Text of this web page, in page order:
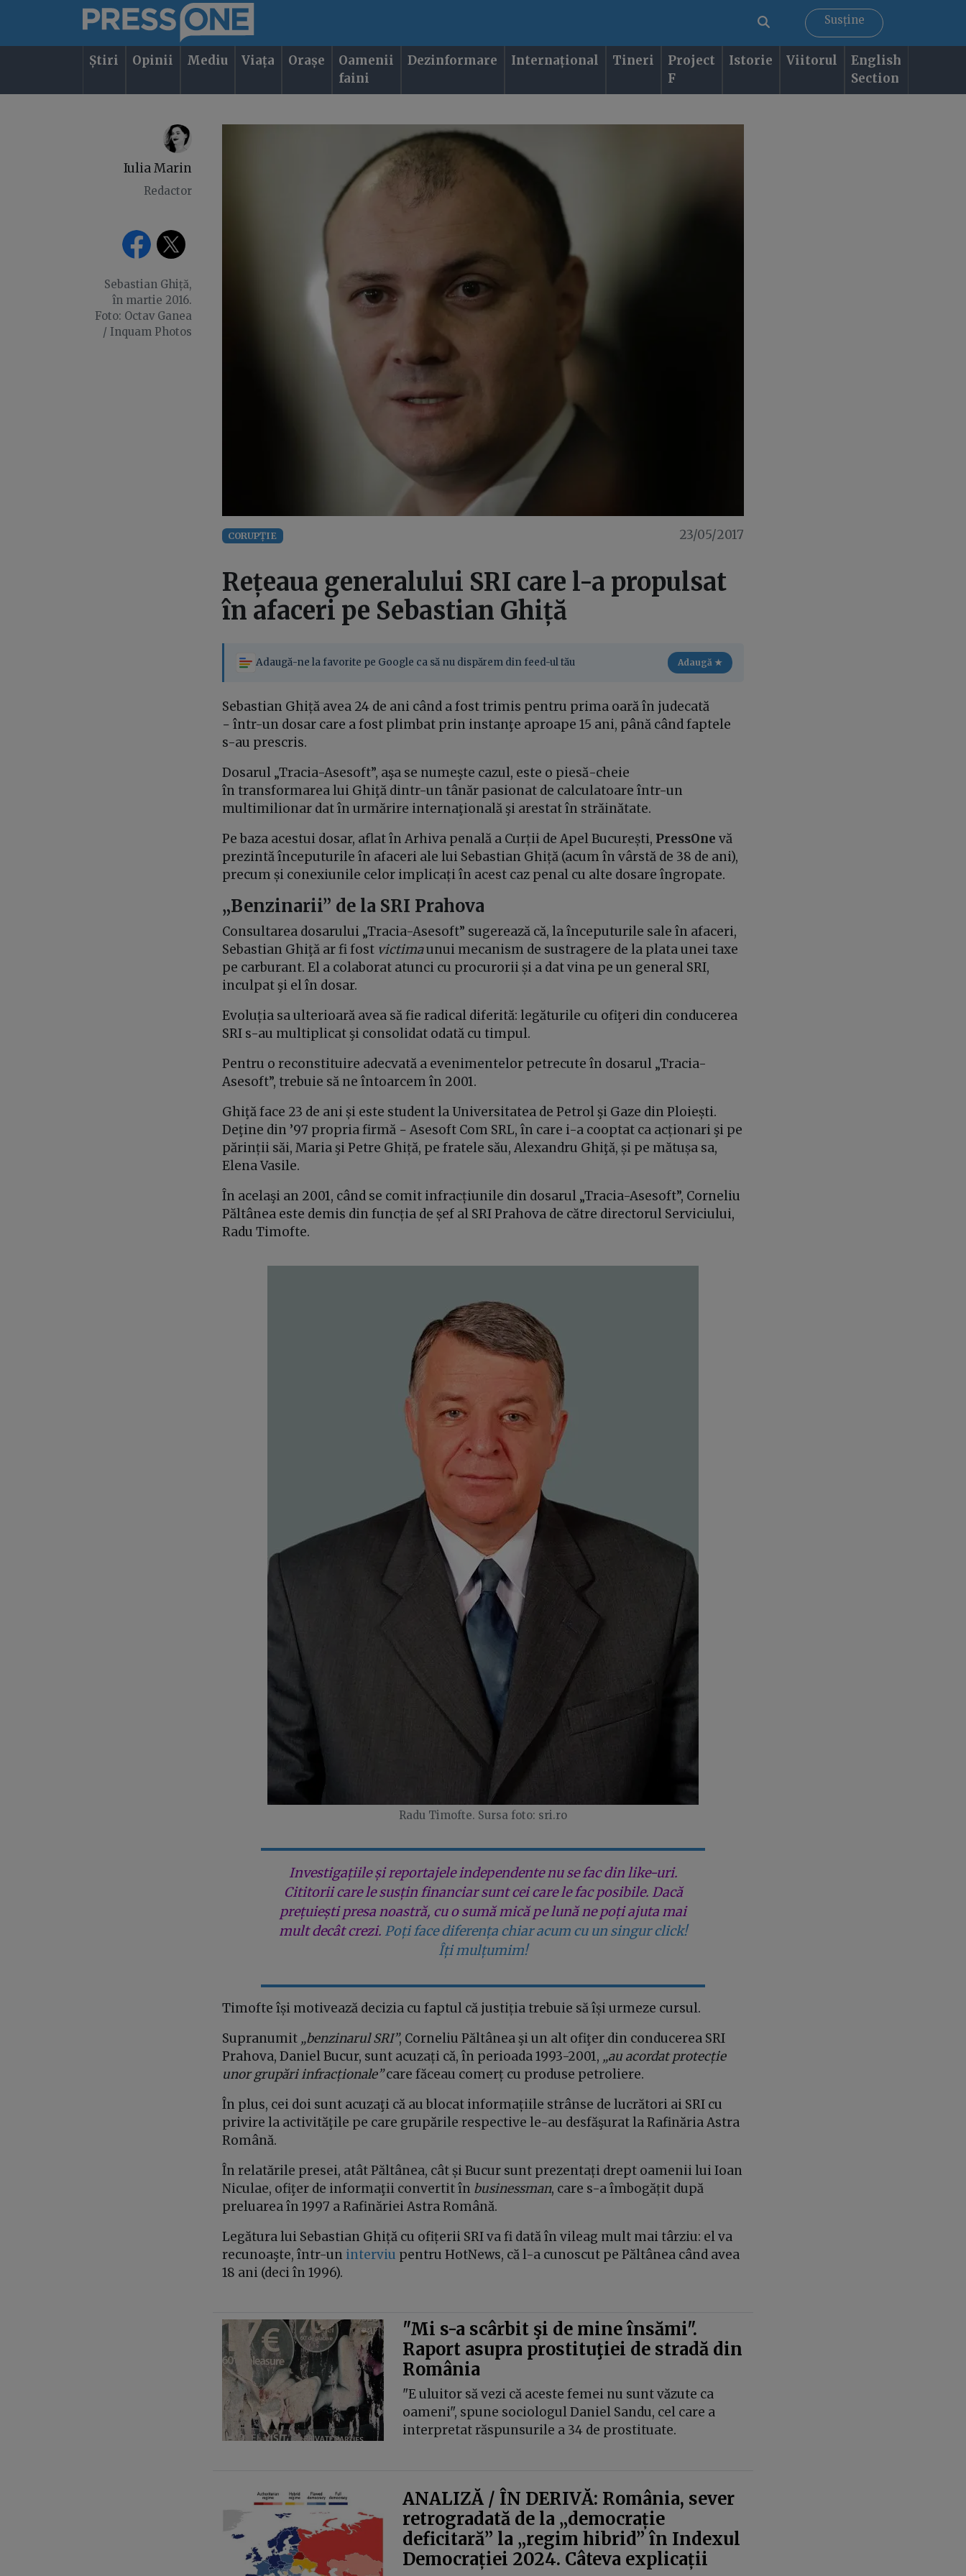
Susține
Știri Opinii Mediu Viața Orașe
Oamenii
faini
Dezinformare Internațional Tineri
Project
F
Istorie Viitorul
English
Section
Iulia Marin
Redactor
Sebastian Ghiță,
în martie 2016.
Foto: Octav Ganea
/ Inquam Photos
CORUPȚIE 23/05/2017
Rețeaua generalului SRI care l-a propulsat
în afaceri pe Sebastian Ghiță
Adaugă-ne la favorite pe Google ca să nu dispărem din feed-ul tău Adaugă ★
Sebastian Ghiță avea 24 de ani când a fost trimis pentru prima oară în judecată
− într-un dosar care a fost plimbat prin instanţe aproape 15 ani, până când faptele
s-au prescris.
Dosarul „Tracia-Asesoft”, aşa se numeşte cazul, este o piesă-cheie
în transformarea lui Ghiţă dintr-un tânăr pasionat de calculatoare într-un
multimilionar dat în urmărire internaţională şi arestat în străinătate.
Pe baza acestui dosar, aflat în Arhiva penală a Curții de Apel București, PressOne vă
prezintă începuturile în afaceri ale lui Sebastian Ghiță (acum în vârstă de 38 de ani),
precum și conexiunile celor implicați în acest caz penal cu alte dosare îngropate.
„Benzinarii” de la SRI Prahova
Consultarea dosarului „Tracia-Asesoft” sugerează că, la începuturile sale în afaceri,
Sebastian Ghiţă ar fi fost victimaunui mecanism de sustragere de la plata unei taxe
pe carburant. El a colaborat atunci cu procurorii și a dat vina pe un general SRI,
inculpat şi el în dosar.
Evoluția sa ulterioară avea să fie radical diferită: legăturile cu ofiţeri din conducerea
SRI s-au multiplicat şi consolidat odată cu timpul.
Pentru o reconstituire adecvată a evenimentelor petrecute în dosarul „Tracia-
Asesoft”, trebuie să ne întoarcem în 2001.
Ghiţă face 23 de ani și este student la Universitatea de Petrol şi Gaze din Ploiești.
Deţine din ’97 propria firmă − Asesoft Com SRL, în care i-a cooptat ca acționari şi pe
părinții săi, Maria şi Petre Ghiță, pe fratele său, Alexandru Ghiţă, și pe mătușa sa,
Elena Vasile.
În acelaşi an 2001, când se comit infracțiunile din dosarul „Tracia-Asesoft”, Corneliu
Păltânea este demis din funcția de șef al SRI Prahova de către directorul Serviciului,
Radu Timofte.
Radu Timofte. Sursa foto: sri.ro
Investigațiile și reportajele independente nu se fac din like-uri.
Cititorii care le susțin financiar sunt cei care le fac posibile. Dacă
prețuiești presa noastră, cu o sumă mică pe lună ne poți ajuta mai
mult decât crezi. Poți face diferența chiar acum cu un singur click!
Îți mulțumim!
Timofte își motivează decizia cu faptul că justiția trebuie să își urmeze cursul.
Supranumit „benzinarul SRI”, Corneliu Păltânea şi un alt ofiţer din conducerea SRI
Prahova, Daniel Bucur, sunt acuzați că, în perioada 1993-2001, „au acordat protecție
unor grupări infracționale”care făceau comerț cu produse petroliere.
În plus, cei doi sunt acuzaţi că au blocat informațiile strânse de lucrători ai SRI cu
privire la activităţile pe care grupările respective le-au desfăşurat la Rafinăria Astra
Română.
În relatările presei, atât Păltânea, cât și Bucur sunt prezentați drept oameniiluiIoan
Niculae, ofiţer de informaţii convertit în businessman, care s-a îmbogățit după
preluarea în 1997 a Rafinăriei Astra Română.
Legătura lui Sebastian Ghiță cu ofițerii SRI va fi dată în vileag mult mai târziu: el va
recunoaşte, într-un interviu pentru HotNews, că l-a cunoscut pe Păltânea când avea
18 ani (deci în 1996).
"Mi s-a scârbit şi de mine însămi".
Raport asupra prostituţiei de stradă din
România
"E uluitor să vezi că aceste femei nu sunt văzute ca
oameni", spune sociologul Daniel Sandu, cel care a
interpretat răspunsurile a 34 de prostituate.
ANALIZĂ / ÎN DERIVĂ: România, sever
retrogradată de la „democrație
deficitară” la „regim hibrid” în Indexul
Democrației 2024. Câteva explicații